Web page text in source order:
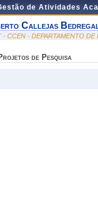
de Atividades
Callejas
- CCEN - DEPARTAMENTO DE
de Pesquisa